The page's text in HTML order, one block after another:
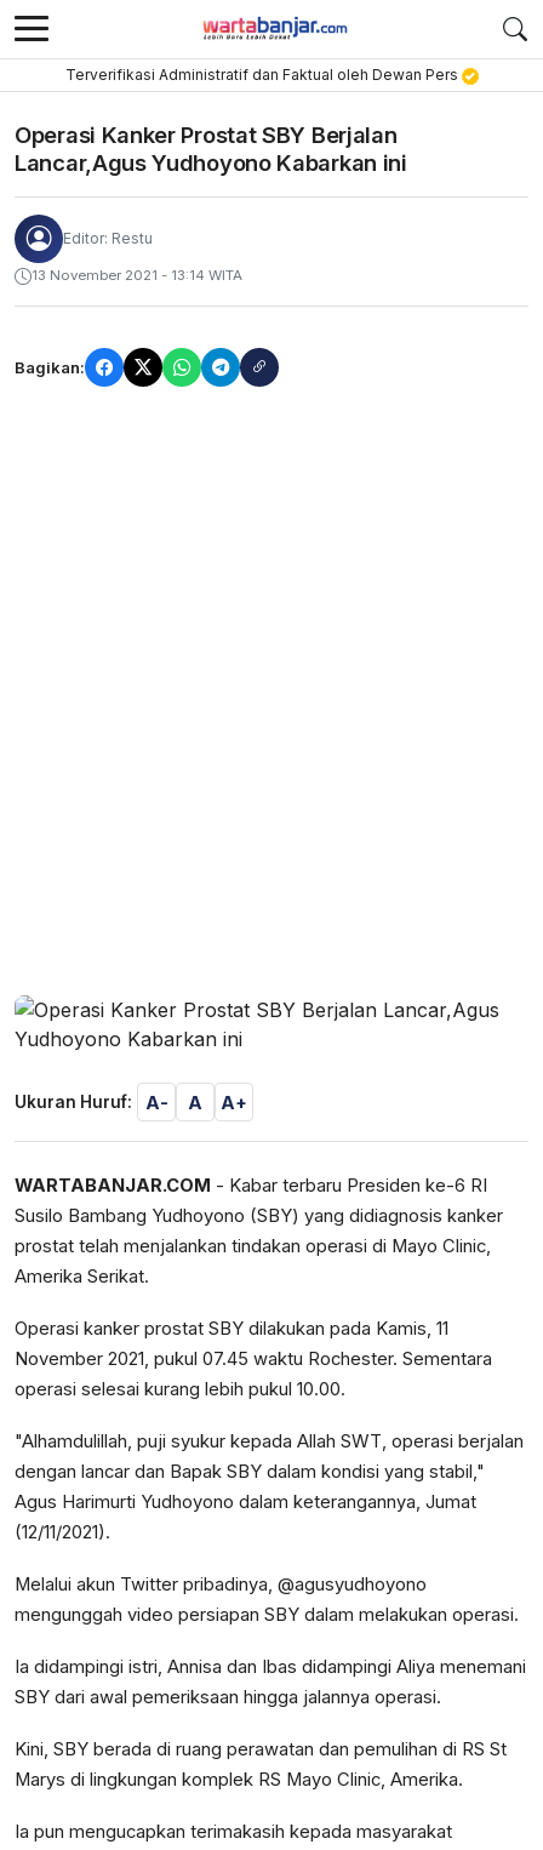
Terverifikasi Administratif dan Faktual oleh Dewan Pers
Operasi Kanker Prostat SBY Berjalan
Lancar,Agus Yudhoyono Kabarkan ini
Editor: Restu
13 November 2021 - 13:14 WITA
Bagikan:
Ukuran Huruf: A- A A+
WARTABANJAR.COM - Kabar terbaru Presiden ke-6 RI
Susilo Bambang Yudhoyono (SBY) yang didiagnosis kanker
prostat telah menjalankan tindakan operasi di Mayo Clinic,
Amerika Serikat.
Operasi kanker prostat SBY dilakukan pada Kamis, 11
November 2021, pukul 07.45 waktu Rochester. Sementara
operasi selesai kurang lebih pukul 10.00.
"Alhamdulillah, puji syukur kepada Allah SWT, operasi berjalan
dengan lancar dan Bapak SBY dalam kondisi yang stabil,"
Agus Harimurti Yudhoyono dalam keterangannya, Jumat
(12/11/2021).
Melalui akun Twitter pribadinya, @agusyudhoyono
mengunggah video persiapan SBY dalam melakukan operasi.
Ia didampingi istri, Annisa dan Ibas didampingi Aliya menemani
SBY dari awal pemeriksaan hingga jalannya operasi.
Kini, SBY berada di ruang perawatan dan pemulihan di RS St
Marys di lingkungan komplek RS Mayo Clinic, Amerika.
Ia pun mengucapkan terimakasih kepada masyarakat